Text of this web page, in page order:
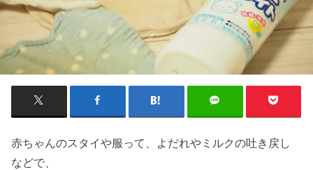
赤ちゃんのスタイや服って、よだれやミルクの吐き戻し
などで、